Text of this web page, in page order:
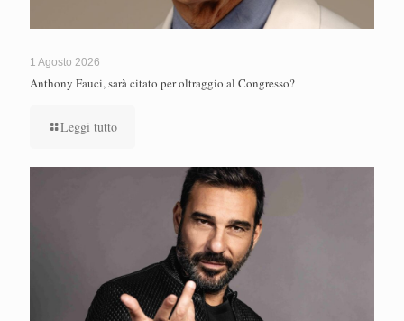
1 Agosto 2026
Anthony Fauci, sarà citato per oltraggio al Congresso?
Leggi tutto